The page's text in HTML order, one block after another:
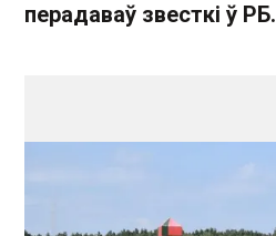
перадаваў звесткі ў РБ.